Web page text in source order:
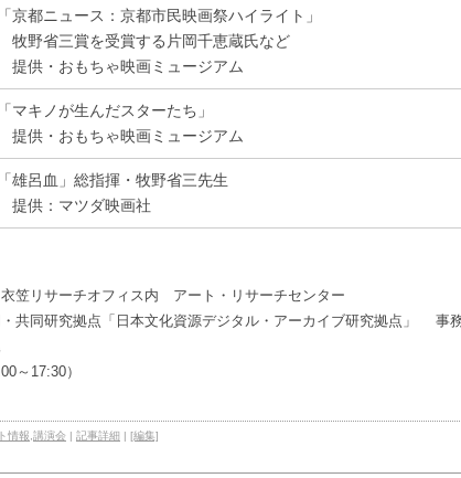
「京都ニュース：京都市民映画祭ハイライト」
牧野省三賞を受賞する片岡千恵蔵氏など
提供・おもちゃ映画ミュージアム
「マキノが生んだスターたち」
提供・おもちゃ映画ミュージアム
「雄呂血」総指揮・牧野省三先生
提供：マツダ映画社
リサーチオフィス内 アート・リサーチセンター
共同研究拠点「日本文化資源デジタル・アーカイブ研究拠点」
～17:30）
情報 講演会 | 記事詳細 | [編集]